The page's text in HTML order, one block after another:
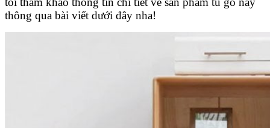
thông qua bài viết dưới đây nha!